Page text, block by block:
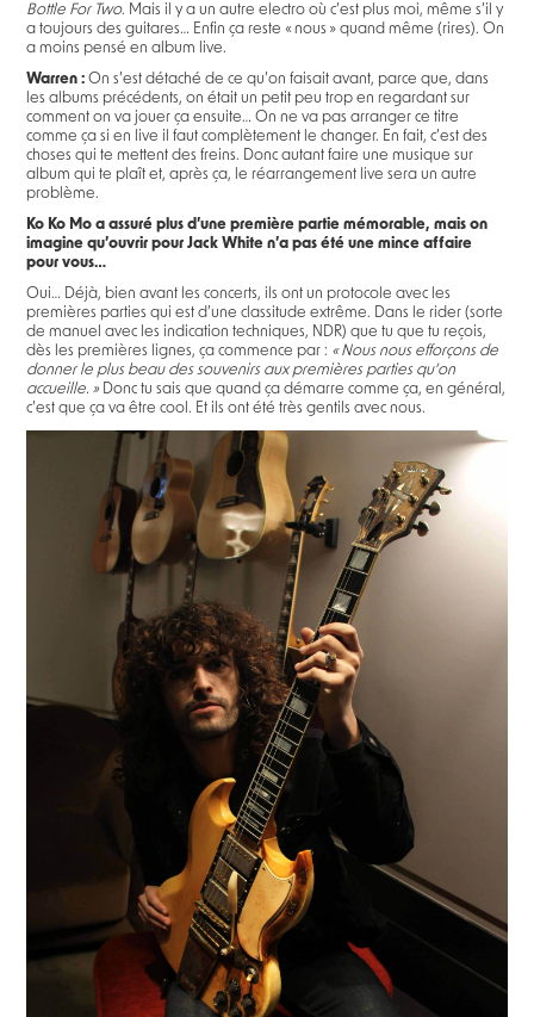
Bottle For Two. Mais il y a un autre electro où c’est plus moi, même s’il y
a toujours des guitares… Enfin ça reste « nous » quand même (rires). On
a moins pensé en album live.
Warren :On s’est détaché de ce qu’on faisait avant, parce que, dans
les albums précédents, on était un petit peu trop en regardant sur
comment on va jouer ça ensuite… On ne va pas arranger ce titre
comme ça si en live il faut complètement le changer. En fait, c’est des
choses qui te mettent des freins. Donc autant faire une musique sur
album qui te plaît et, après ça, le réarrangement live sera un autre
problème.
Ko Ko Mo a assuré plus d’une première partie mémorable, mais on
imagine qu’ouvrir pour Jack White n’a pas été une mince affaire
pour vous…
Oui… Déjà, bien avant les concerts, ils ont un protocole avec les
premières parties qui est d’une classitude extrême. Dans le rider (sorte
de manuel avec les indication techniques, NDR) que tu que tu reçois,
dès les premières lignes, ça commence par : « Nous nous efforçons de
donner le plus beau des souvenirs aux premières parties qu’on
accueille. »Donc tu sais que quand ça démarre comme ça, en général,
c’est que ça va être cool. Et ils ont été très gentils avec nous.